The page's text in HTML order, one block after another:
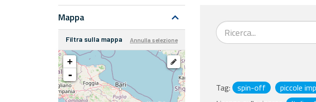
Mappa
Filtra sulla mappa Annulla selezione
+
-
Tag: spin-off
piccole